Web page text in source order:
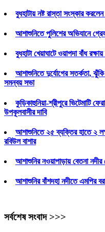
বুধহাটায় নষ্ট রাস্তা সংস্কার
আশাশুনিতে পুলিশের অভিযানে
বুধহাটা খেয়াঘাটে ওয়াপদা বাঁধ
আশাশুনিতে দুর্যোগের সতর্কতা,
সমন্বয় সভা
কুড়িকাহুনিয়া-শ্রীপুরে ভিটেমাটি
উপকূলবাসীর দাবি
আশাশুনিতে ২৫ ব্যক্তির হাতে ২
রবিউল বাশার
আশাশুনির নওয়াপাড়ায় বেতনা
আশাশুনির বাঁশদহা নদীতে এমপির
সর্বশেষ সংবাদ >>>